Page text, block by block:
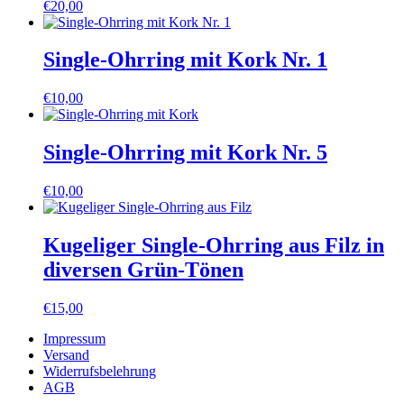
€20,00
Single-Ohrring mit Kork Nr. 1
€10,00
Single-Ohrring mit Kork Nr. 5
€10,00
Kugeliger Single-Ohrring aus Filz in
diversen Grün-Tönen
€15,00
Impressum
Versand
Widerrufsbelehrung
AGB